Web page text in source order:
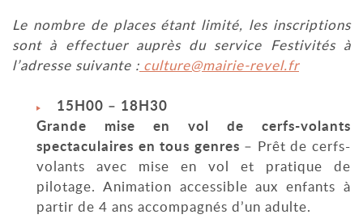
Le nombre de places étant limité, les inscriptions
sont à effectuer auprès du service Festivités à
l’adresse suivante : culture@mairie-revel.fr
15H00 – 18H30
Grande mise en vol de cerfs-volants
spectaculaires en tous genres – Prêt de cerfs-
volants avec mise en vol et pratique de
pilotage. Animation accessible aux enfants à
partir de 4 ans accompagnés d’un adulte.